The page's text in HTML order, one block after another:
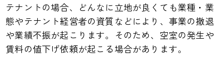
テナントの場合、どんなに立地が良くても業種・業
態やテナント経営者の資質などにより、事業の撤退
や業績不振が起こります。そのため、空室の発生や
賃料の値下げ依頼が起こる場合があります。